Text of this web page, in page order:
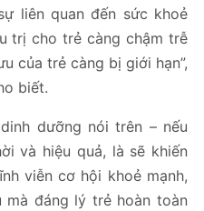
liên quan đến sức khoẻ
trị cho trẻ càng chậm trễ
của trẻ càng bị giới hạn”,
biết.
dưỡng nói trên – nếu
và hiệu quả, là sẽ khiến
viễn cơ hội khoẻ mạnh,
đáng lý trẻ hoàn toàn